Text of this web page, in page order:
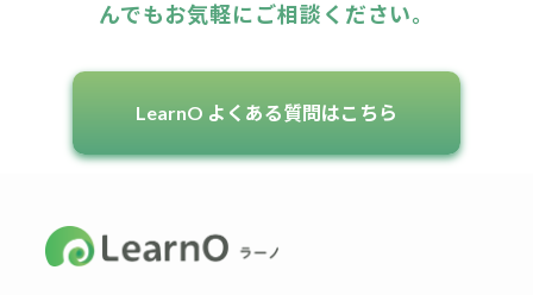
んでもお気軽にご相談ください。
LearnO よくある質問はこちら